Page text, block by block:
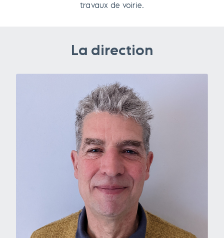
travaux de voirie.
La direction